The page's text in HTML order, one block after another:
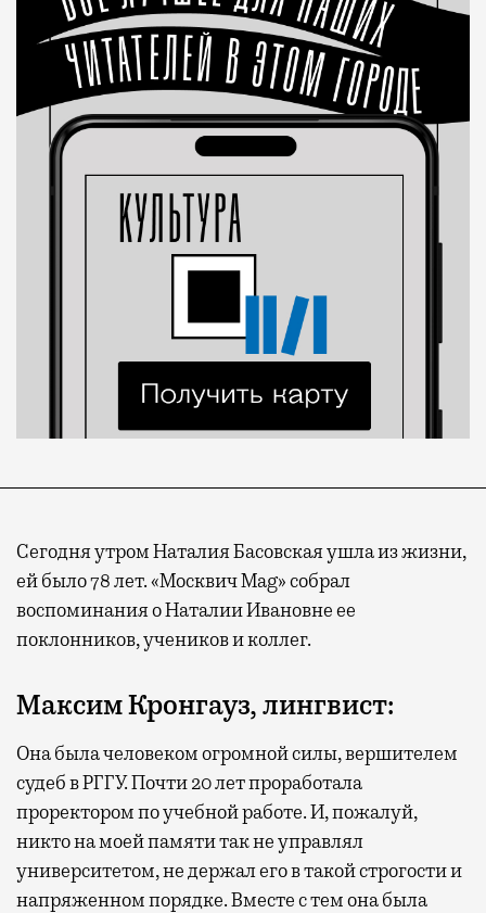
Сегодня утром Наталия Басовская ушла из жизни,
ей было 78 лет. «Москвич Mag» собрал
воспоминания о Наталии Ивановне ее
поклонников, учеников и коллег.
Максим Кронгауз, лингвист:
Она была человеком огромной силы, вершителем
судеб в РГГУ. Почти 20 лет проработала
проректором по учебной работе. И, пожалуй,
никто на моей памяти так не управлял
университетом, не держал его в такой строгости и
напряженном порядке. Вместе с тем она была